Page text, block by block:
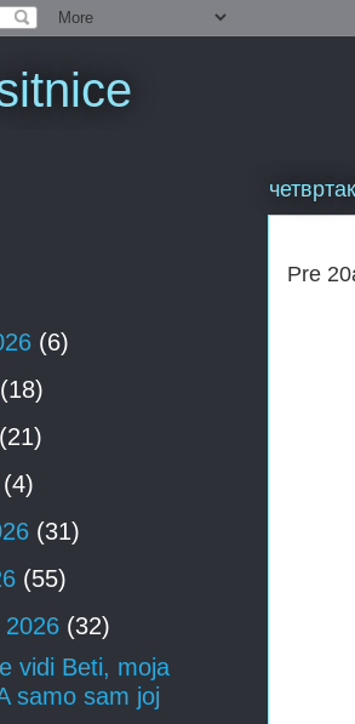
Pre
(6)
(18)
(21)
(4)
(31)
(55)
(32)
vidi Beti, moja
samo sam joj